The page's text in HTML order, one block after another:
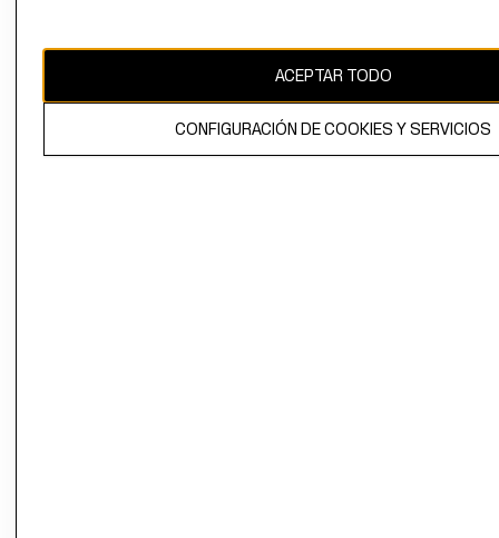
El contenido de esta página web está protegido por copyright y es
propiedad de H&M Hennes & Mauritz AB.
ACEPTAR TODO
CONFIGURACIÓN DE COOKIES Y SERVICIOS